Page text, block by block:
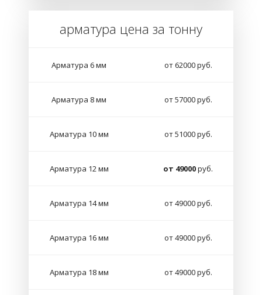
арматура цена за тонну
Арматура 6 мм от 62000 руб.
Арматура 8 мм от 57000 руб.
Арматура 10 мм от 51000 руб.
Арматура 12 мм от 49000руб.
Арматура 14 мм от 49000 руб.
Арматура 16 мм от 49000 руб.
Арматура 18 мм от 49000 руб.